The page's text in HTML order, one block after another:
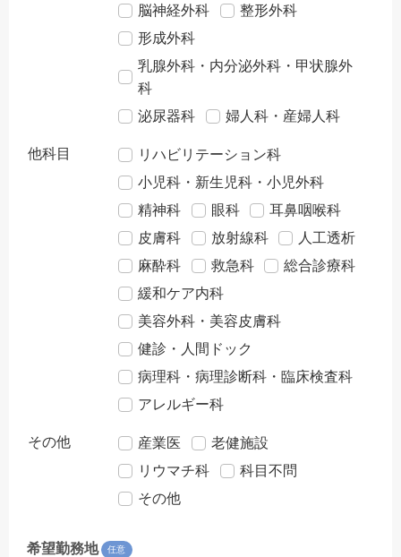
脳神経外科
整形外科
形成外科
乳腺外科・内分泌外科・甲状腺外
科
泌尿器科
婦人科・産婦人科
他科目
リハビリテーション科
小児科・新生児科・小児外科
精神科
眼科
耳鼻咽喉科
皮膚科
放射線科
人工透析
麻酔科
救急科
総合診療科
緩和ケア内科
美容外科・美容皮膚科
健診・人間ドック
病理科・病理診断科・臨床検査科
アレルギー科
その他 産業医
老健施設
リウマチ科
科目不問
その他
希望勤務地 任意